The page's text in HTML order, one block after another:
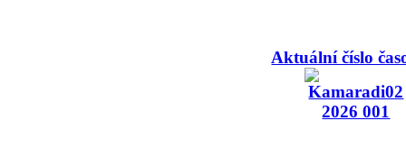
Aktuální číslo